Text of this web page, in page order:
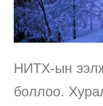
НИТХ-ын
боллоо.